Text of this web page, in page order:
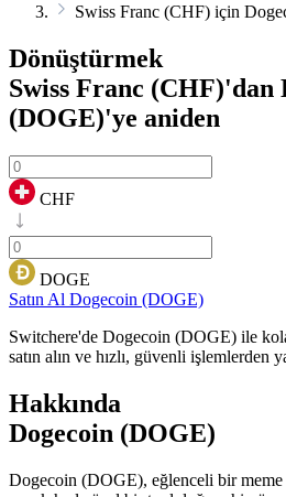
Swiss Franc (CHF) için
Dönüştürmek
Swiss Franc (CHF)'dan
(DOGE)'ye aniden
CHF
DOGE
Satın Al Dogecoin (DOGE)
Switchere'de Dogecoin (DOGE) ile
satın alın ve hızlı, güvenli işlemlerden
Hakkında
Dogecoin (DOGE)
Dogecoin (DOGE), eğlenceli bir meme